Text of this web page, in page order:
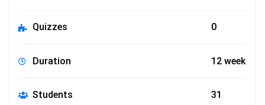
Quizzes 0
Duration 12 week
Students 31